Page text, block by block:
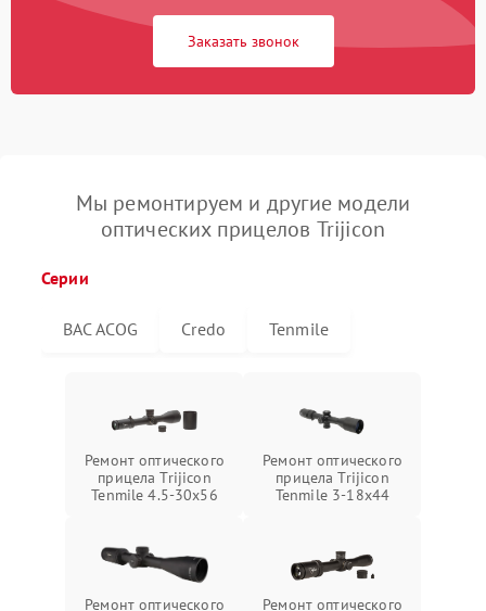
Заказать звонок
Мы ремонтируем и другие модели
оптических прицелов Trijicon
Серии
BAC ACOG Credo Tenmile
Ремонт оптического
прицела Trijicon
Tenmile 4.5-30x56
Ремонт оптического
прицела Trijicon
Tenmile 3-18x44
Ремонт оптического
Ремонт оптического